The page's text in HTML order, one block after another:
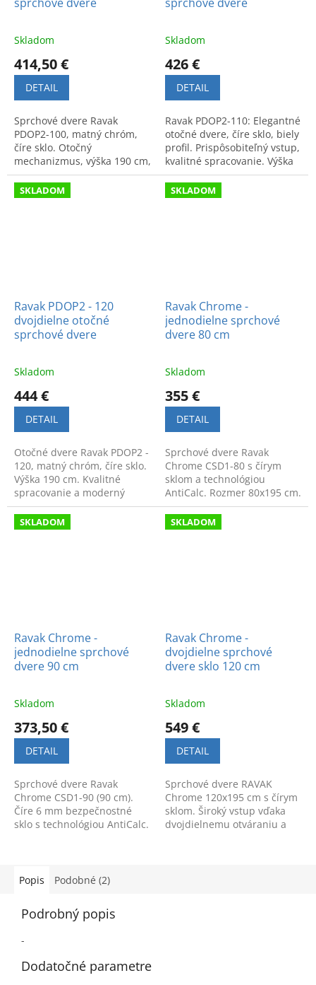
Skladom
414,50 €
DETAIL
Sprchové dvere Ravak
PDOP2-100, matný chróm,
číre sklo. Otočný
mechanizmus, výška 190 cm,
šírka 96,1-101,1 cm. Kvalitné
a funkčné riešenie do
kúpeľne.
Skladom
426 €
DETAIL
Ravak PDOP2-110: Elegantné
otočné dvere, číre sklo, biely
profil. Prispôsobiteľný vstup,
kvalitné spracovanie. Výška
190 cm, rozmer 106,1 - 111,1
cm.
SKLADOM
Ravak PDOP2 - 120
dvojdielne otočné
sprchové dvere
Skladom
444 €
DETAIL
Otočné dvere Ravak PDOP2 -
120, matný chróm, číre sklo.
Výška 190 cm. Kvalitné
spracovanie a moderný
dizajn pre pohodlný a
variabilný vstup.
SKLADOM
Ravak Chrome -
jednodielne sprchové
dvere 80 cm
Skladom
355 €
DETAIL
Sprchové dvere Ravak
Chrome CSD1-80 s čírym
sklom a technológiou
AntiCalc. Rozmer 80x195 cm.
Elegantný dizajn a
jednoduchá údržba pre vašu
kúpeľňu.
SKLADOM
Ravak Chrome -
jednodielne sprchové
dvere 90 cm
Skladom
373,50 €
DETAIL
Sprchové dvere Ravak
Chrome CSD1-90 (90 cm).
Číre 6 mm bezpečnostné
sklo s technológiou AntiCalc.
SKLADOM
Ravak Chrome -
dvojdielne sprchové
dvere sklo 120 cm
Skladom
549 €
DETAIL
Sprchové dvere RAVAK
Chrome 120x195 cm s čírym
sklom. Široký vstup vďaka
dvojdielnemu otváraniu a
Popis
Podobné (2)
Podrobný popis
-
Dodatočné parametre